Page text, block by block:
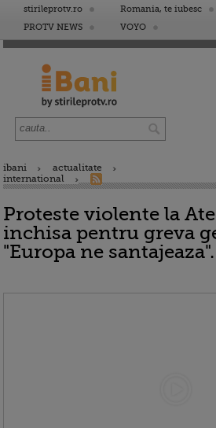
stirileprotv.ro Romania, te iubesc
PROTV NEWS
VOYO
ibani
actualitate
international
Proteste violente la
inchisa pentru greva
"Europa ne